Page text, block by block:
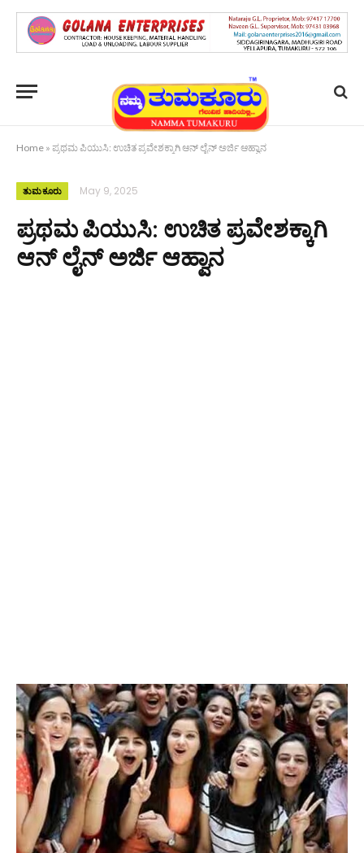
Home » ಪ್ರಥಮ ಪಿಯುಸಿ: ಉಚಿತ ಪ್ರವೇಶಕ್ಕಾಗಿ ಆನ್ ಲೈನ್ ಅರ್ಜಿ ಆಹ್ವಾನ
ತುಮಕೂರು May 9, 2025
ಪ್ರಥಮ ಪಿಯುಸಿ: ಉಚಿತ ಪ್ರವೇಶಕ್ಕಾಗಿ
ಆನ್ ಲೈನ್ ಅರ್ಜಿ ಆಹ್ವಾನ